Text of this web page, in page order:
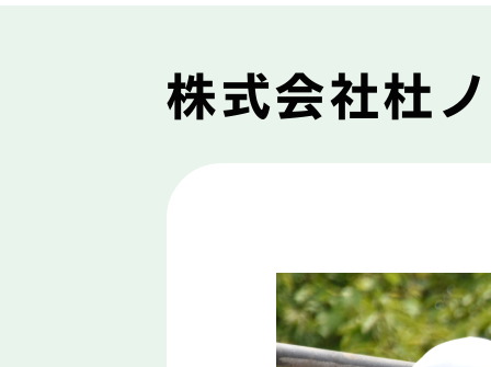
株式会社杜